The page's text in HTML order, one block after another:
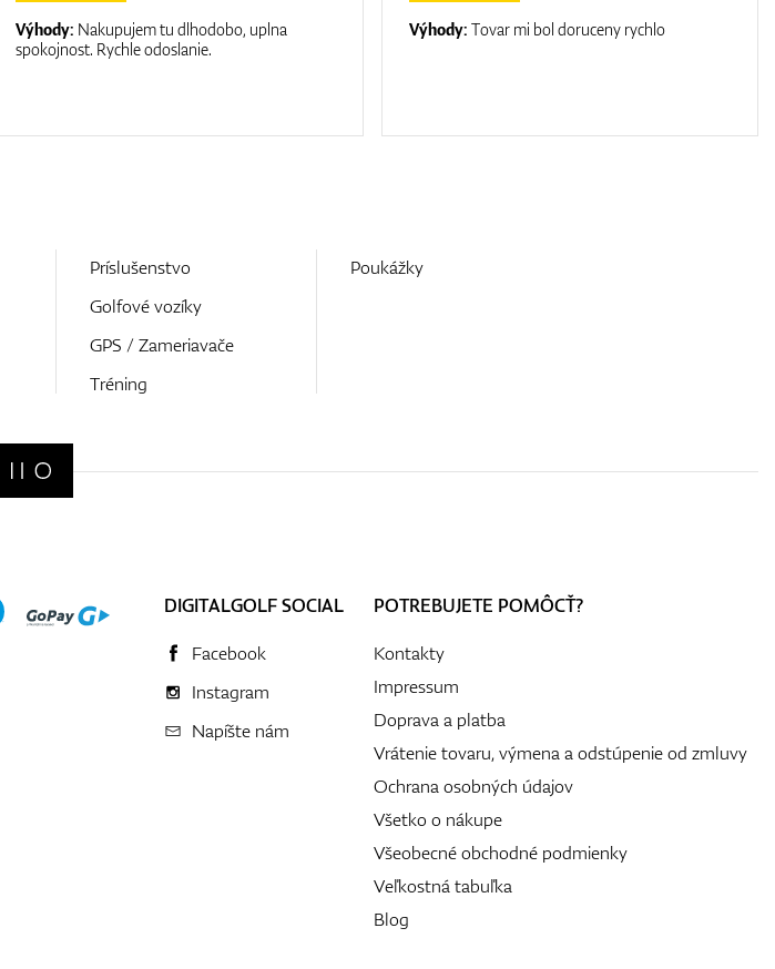
Výhody: Nakupujem tu dlhodobo, uplna
spokojnost. Rychle odoslanie.
Výhody:Tovar mi bol doruceny rychlo
Príslušenstvo
Golfové vozíky
GPS / Zameriavače
Tréning
Poukážky
DIGITALGOLF SOCIAL
Facebook
Instagram
Napíšte nám
POTREBUJETE POMÔCŤ?
Kontakty
Impressum
Doprava a platba
Vrátenie tovaru, výmena a odstúpenie od zmluvy
Ochrana osobných údajov
Všetko o nákupe
Všeobecné obchodné podmienky
Veľkostná tabuľka
Blog